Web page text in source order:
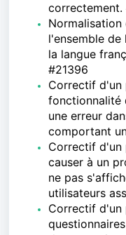
correctement.
l'ensemble
la langue
#21396
Correctif d'un
fonctionnalité
une erreur
comportant
Correctif d'un
causer à un
ne pas
utilisateurs
Correctif d'un